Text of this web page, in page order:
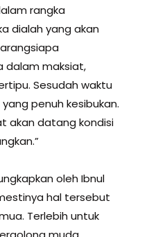
rangka
dialah yang akan
dalam maksiat,
Sesudah waktu
penuh kesibukan.
akan datang kondisi
oleh Ibnul
hal tersebut
Terlebih untuk